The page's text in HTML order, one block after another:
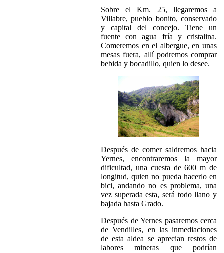
Sobre el Km. 25, llegaremos a
Villabre, pueblo bonito, conservado
y capital del concejo. Tiene un
fuente con agua fría y cristalina.
Comeremos en el albergue, en unas
mesas fuera, allí podremos comprar
bebida y bocadillo, quien lo desee.
Después de comer saldremos hacia
Yernes, encontraremos la mayor
dificultad, una cuesta de 600 m de
longitud, quien no pueda hacerlo en
bici, andando no es problema, una
vez superada esta, será todo llano y
bajada hasta Grado.
Después de Yernes pasaremos cerca
de Vendilles, en las inmediaciones
de esta aldea se aprecian restos de
labores mineras que podrían